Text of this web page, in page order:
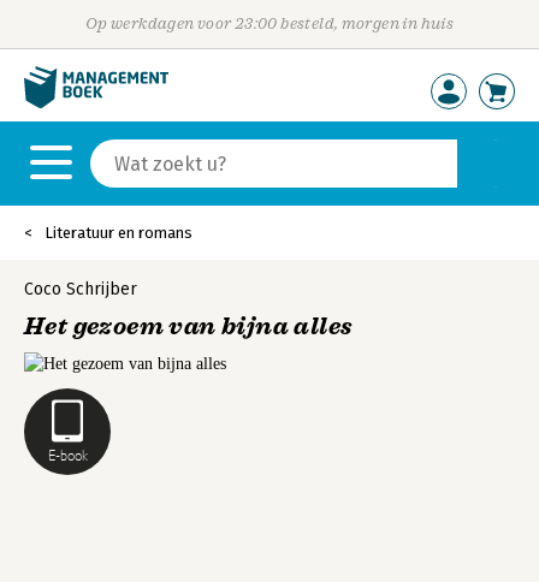
Op werkdagen voor 23:00 besteld, morgen in huis
Literatuur en romans
E-book
Coco Schrijber
Het gezoem van bijna alles